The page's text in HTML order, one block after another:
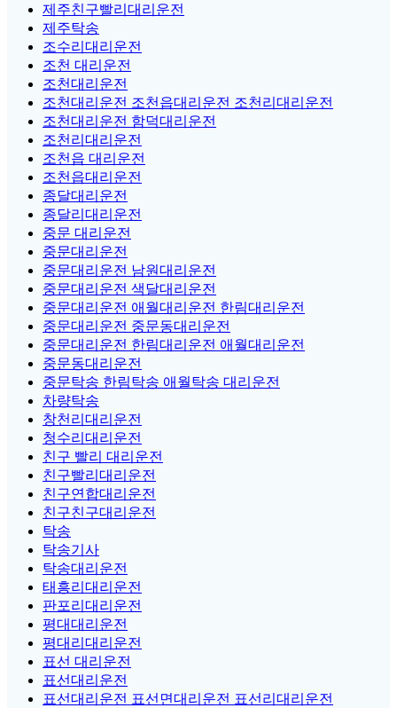
제주친구빨리대리운전
제주탁송
조수리대리운전
조천 대리운전
조천대리운전
조천대리운전 조천읍대리운전 조천리대리운전
조천대리운전 함덕대리운전
조천리대리운전
조천읍 대리운전
조천읍대리운전
종달대리운전
종달리대리운전
중문 대리운전
중문대리운전
중문대리운전 남원대리운전
중문대리운전 색달대리운전
중문대리운전 애월대리운전 한림대리운전
중문대리운전 중문동대리운전
중문대리운전 한림대리운전 애월대리운전
중문동대리운전
중문탁송 한림탁송 애월탁송 대리운전
차량탁송
창천리대리운전
청수리대리운전
친구 빨리 대리운전
친구빨리대리운전
친구연합대리운전
친구친구대리운전
탁송
탁송기사
탁송대리운전
태흥리대리운전
판포리대리운전
평대대리운전
평대리대리운전
표선 대리운전
표선대리운전
표선대리운전 표선면대리운전 표선리대리운전